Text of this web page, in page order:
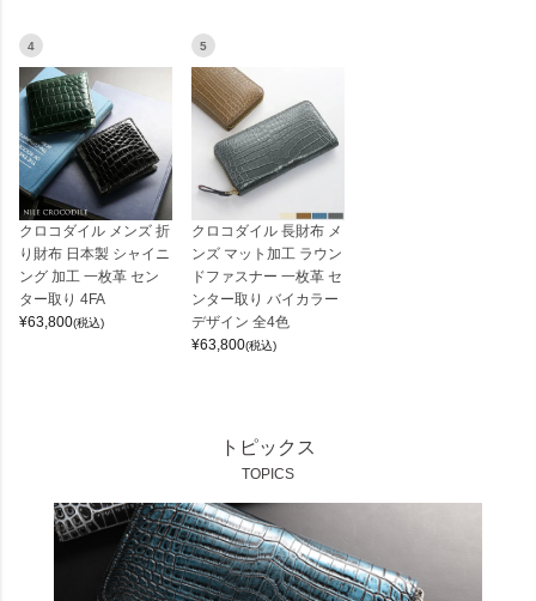
4
クロコダイル メンズ 折
り財布 日本製 シャイニ
ング 加工 一枚革 セン
ター取り 4FA
¥63,800(税込)
5
クロコダイル 長財布 メ
ンズ マット加工 ラウン
ドファスナー 一枚革 セ
ンター取り バイカラー
デザイン 全4色
¥63,800(税込)
トピックス
TOPICS